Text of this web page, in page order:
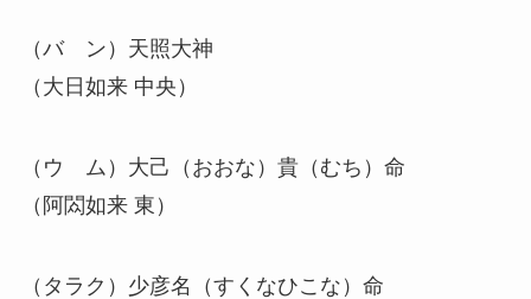
（バ ン）天照大神
（大日如来 中央）
（ウ ム）大己（おおな）貴（むち）命
（阿閦如来 東）
（タラク）少彦名（すくなひこな）命